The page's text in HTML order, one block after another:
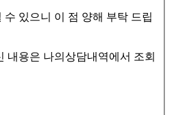
수 있으니 이 점 양해 부탁 드립
내용은 나의상담내역에서 조회